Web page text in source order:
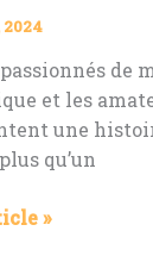
de
et les
une
qu’un
»